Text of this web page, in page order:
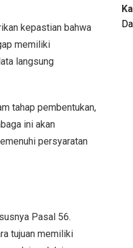
kepastian bahwa
memiliki
langsung
tahap pembentukan,
ini akan
persyaratan
Pasal 56.
tujuan memiliki